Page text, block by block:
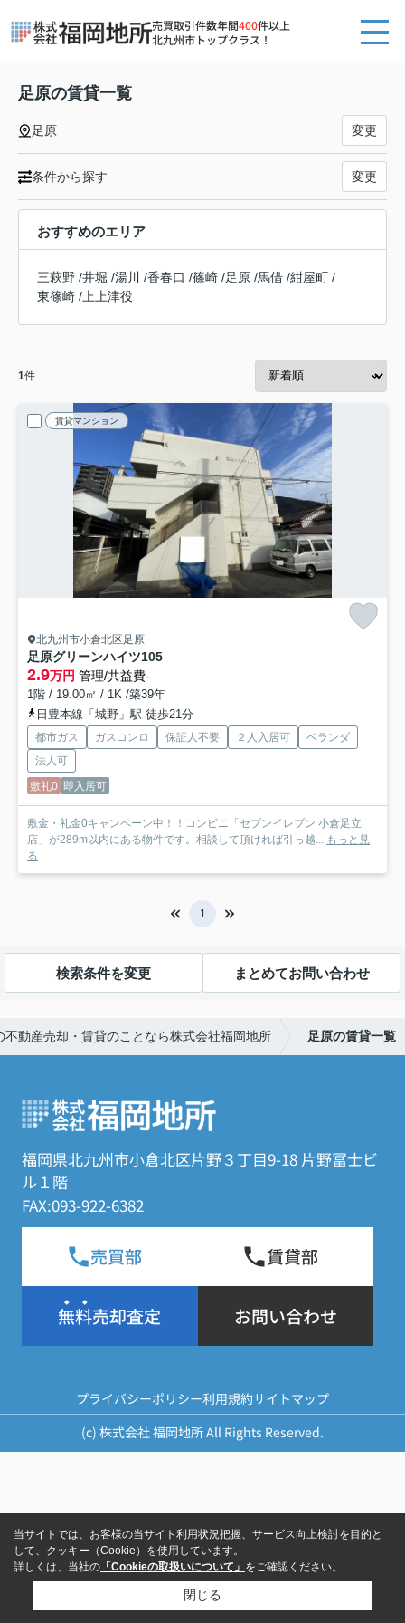
売買取引件数年間400件以上
北九州市トップクラス！
足原の賃貸一覧
足原 変更
条件から探す 変更
おすすめのエリア
三萩野 /井堀 /湯川 /香春口 /篠崎 /足原 /馬借 /紺屋町 /
東篠崎 / 上上津役
1件
賃貸マンション
北九州市小倉北区足原
足原グリーンハイツ105
2.9万円 管理/共益費-
1階 / 19.00㎡ / 1K /築39年
日豊本線「城野」駅 徒歩21分
都市ガス ガスコンロ 保証人不要 ２人入居可
ベランダ
法人可
敷礼0 即入居可
敷金・礼金0キャンペーン中！！コンビニ「セブンイレブン 小倉足立
店」が289m以内にある物件です。相談して頂ければ引っ越... もっと見
る
1
検索条件を変更 まとめてお問い合わせ
不動産売却・賃貸のことなら株式会社福岡地所 足原の賃貸一覧
福岡県北九州市小倉北区片野３丁目9-18 片野冨士ビ
ル１階
FAX:093-922-6382
売買部 賃貸部
無料売却査定 お問い合わせ
プライバシーポリシー利用規約サイトマップ
(c) 株式会社 福岡地所 All Rights Reserved.
当サイトでは、お客様の当サイト利用状況把握、サービス向上検討を目的と
して、クッキー（Cookie）を使用しています。
詳しくは、当社の 「Cookieの取扱いについて」 をご確認ください。
閉じる